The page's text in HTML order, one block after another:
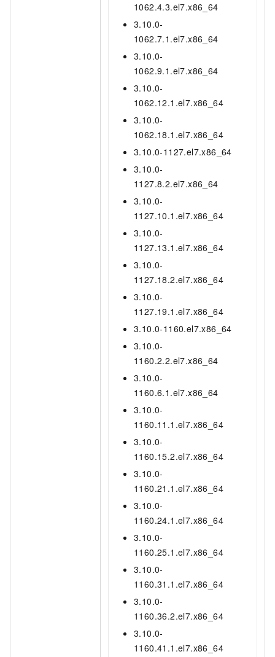
1062.4.3.el7.x86_64
3.10.0-
1062.7.1.el7.x86_64
3.10.0-
1062.9.1.el7.x86_64
3.10.0-
1062.12.1.el7.x86_64
3.10.0-
1062.18.1.el7.x86_64
3.10.0-1127.el7.x86_64
3.10.0-
1127.8.2.el7.x86_64
3.10.0-
1127.10.1.el7.x86_64
3.10.0-
1127.13.1.el7.x86_64
3.10.0-
1127.18.2.el7.x86_64
3.10.0-
1127.19.1.el7.x86_64
3.10.0-1160.el7.x86_64
3.10.0-
1160.2.2.el7.x86_64
3.10.0-
1160.6.1.el7.x86_64
3.10.0-
1160.11.1.el7.x86_64
3.10.0-
1160.15.2.el7.x86_64
3.10.0-
1160.21.1.el7.x86_64
3.10.0-
1160.24.1.el7.x86_64
3.10.0-
1160.25.1.el7.x86_64
3.10.0-
1160.31.1.el7.x86_64
3.10.0-
1160.36.2.el7.x86_64
3.10.0-
1160.41.1.el7.x86_64